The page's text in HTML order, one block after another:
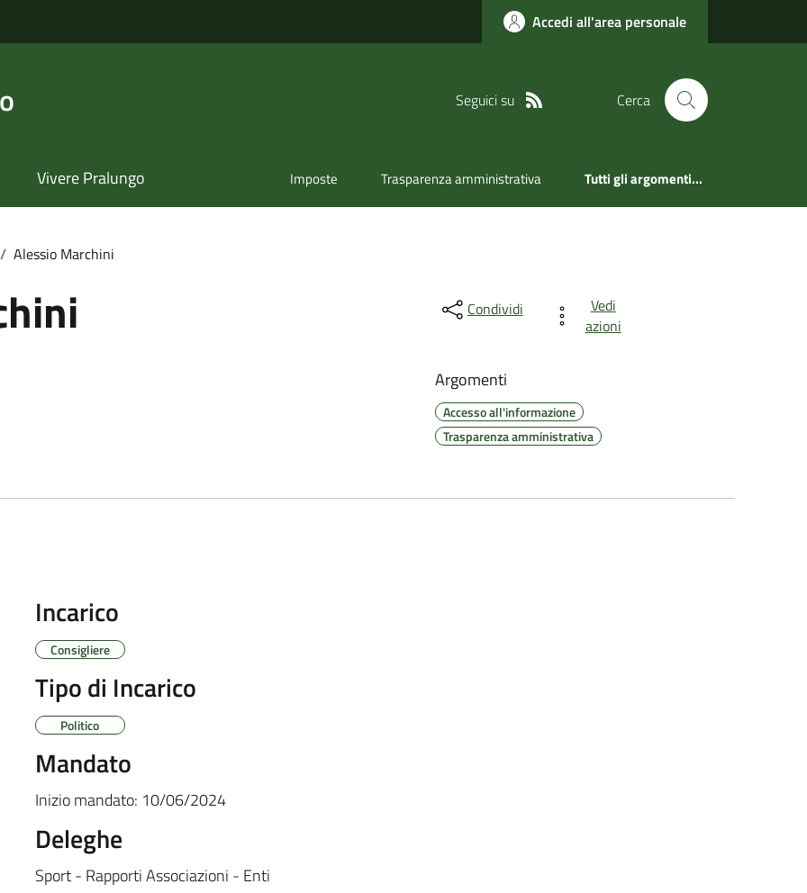
Accedi all'area personale
Seguici su Cerca
Vivere Pralungo Imposte Trasparenza amministrativa Tutti gli argomenti...
/ Alessio Marchini
Condividi
Vedi
azioni
Argomenti
Accesso all'informazione
Trasparenza amministrativa
Incarico
Consigliere
Tipo di Incarico
Politico
Mandato
Inizio mandato: 10/06/2024
Deleghe
Sport - Rapporti Associazioni - Enti